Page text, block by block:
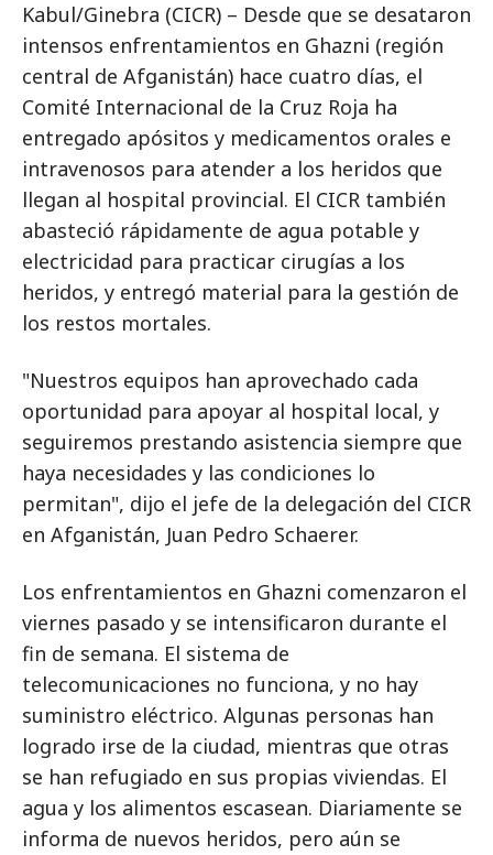
Kabul/Ginebra (CICR) – Desde que se desataron
intensos enfrentamientos en Ghazni (región
central de Afganistán) hace cuatro días, el
Comité Internacional de la Cruz Roja ha
entregado apósitos y medicamentos orales e
intravenosos para atender a los heridos que
llegan al hospital provincial. El CICR también
abasteció rápidamente de agua potable y
electricidad para practicar cirugías a los
heridos, y entregó material para la gestión de
los restos mortales.
"Nuestros equipos han aprovechado cada
oportunidad para apoyar al hospital local, y
seguiremos prestando asistencia siempre que
haya necesidades y las condiciones lo
permitan", dijo el jefe de la delegación del CICR
en Afganistán, Juan Pedro Schaerer.
Los enfrentamientos en Ghazni comenzaron el
viernes pasado y se intensificaron durante el
fin de semana. El sistema de
telecomunicaciones no funciona, y no hay
suministro eléctrico. Algunas personas han
logrado irse de la ciudad, mientras que otras
se han refugiado en sus propias viviendas. El
agua y los alimentos escasean. Diariamente se
informa de nuevos heridos, pero aún se